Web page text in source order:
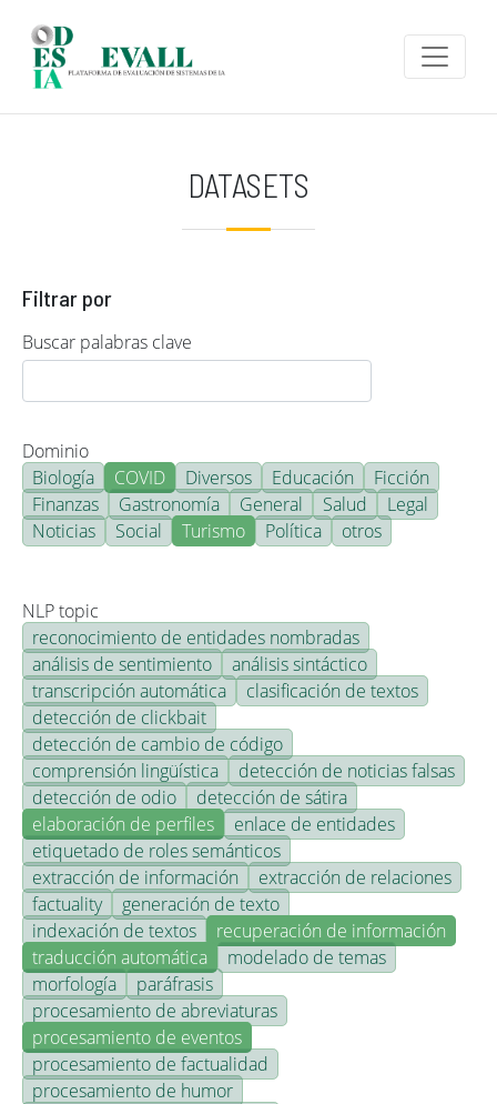
DATASETS
Filtrar por
Buscar palabras clave
Dominio
Biología
COVID Diversos Educación
Ficción
Finanzas
Gastronomía General Salud
Legal
Noticias
Social Turismo Política otros
NLP topic
reconocimiento de entidades nombradas
análisis de sentimiento
análisis sintáctico
transcripción automática
clasificación de textos
detección de clickbait
detección de cambio de código
comprensión lingüística
detección de noticias falsas
detección de odio
detección de sátira
elaboración de perfiles
enlace de entidades
etiquetado de roles semánticos
extracción de información
extracción de relaciones
factuality
generación de texto
indexación de textos
recuperación de información
traducción automática
modelado de temas
morfología
paráfrasis
procesamiento de abreviaturas
procesamiento de eventos
procesamiento de factualidad
procesamiento de humor